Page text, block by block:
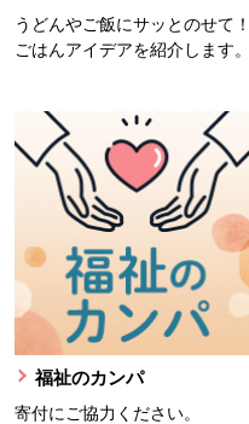
うどんやご飯にサッとのせて
ごはんアイデアを紹介します。
福祉のカンパ
寄付にご協力ください。